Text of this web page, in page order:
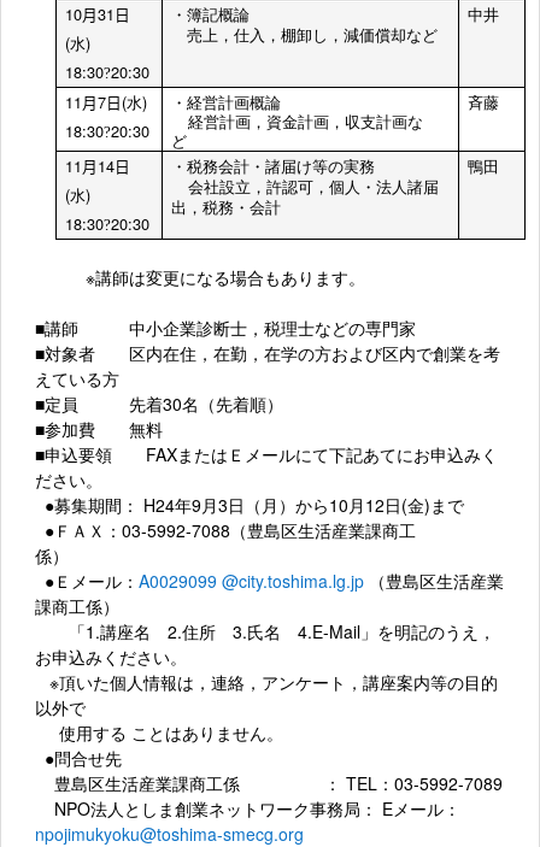
10月 31 日
(水)
18:30?20:30
・簿記概論
売上，仕入，棚卸し，減価償却など
中井
11 月 7日 (水)
18:30?20:30
・経営計画概論
経営計画，資金計画，収支計画な
ど
斉藤
11 月 14日
(水)
18:30?20:30
・ 税務会計・諸届け等の実務
会社設立，許認可，個人・法人諸届
出，税務・会計
鴨田
※講師は変更になる場合もあります。
■講師 中小企業診断士，税理士などの専門家
■対象者 区内在住，在勤，在学の方および区内で創業を考
えている方
■定員 先着30名（先着順）
■参加費 無料
■申込要領 FAXまたはＥメールにて下記あてにお申込みく
ださい。
●募集期間： H24年9月3日（月）から10月12日(金)まで
●ＦＡＸ：03-5992-7088（豊島区生活産業課商工
係）
●Ｅメール： A0029099 @city.toshima.lg.jp （豊島区生活産業
課商工係）
「1.講座名 2.住所 3.氏名 4.E-Mail」を明記のうえ，
お申込みください。
※頂いた個人情報は，連絡，アンケート，講座案内等の目的
以外で
使用する ことはありません。
●問合せ先
豊島区生活産業課商工係 ： TEL：03-5992-7089
NPO法人としま創業ネットワーク事務局： Eメール：
npojimukyoku@toshima-smecg.org